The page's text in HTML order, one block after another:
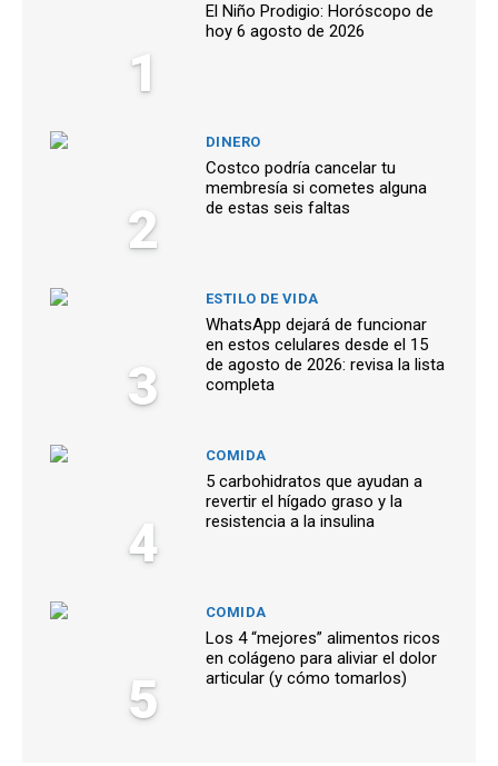
1
El Niño Prodigio: Horóscopo de
hoy 6 agosto de 2026
2
DINERO
Costco podría cancelar tu
membresía si cometes alguna
de estas seis faltas
3
ESTILO DE VIDA
WhatsApp dejará de funcionar
en estos celulares desde el 15
de agosto de 2026: revisa la lista
completa
4
COMIDA
5 carbohidratos que ayudan a
revertir el hígado graso y la
resistencia a la insulina
5
COMIDA
Los 4 “mejores” alimentos ricos
en colágeno para aliviar el dolor
articular (y cómo tomarlos)